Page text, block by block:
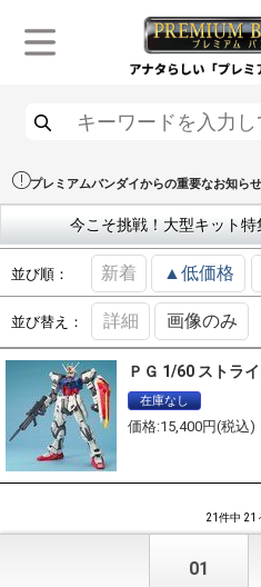
プレミアムバンダイからの重要なお知らせ
今こそ挑戦！大型キット
並び順： 新着 ▲低価格
並び替え： 詳細 画像のみ
ＰＧ 1/60 ストラ
在庫なし
15,400
21件中 21
01